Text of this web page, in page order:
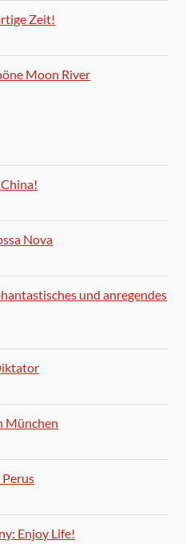
Zeit!
Moon River
Nova
und anregendes
München
Enjoy Life!